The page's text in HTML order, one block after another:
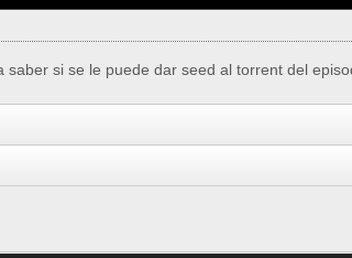
si se le puede dar seed al torrent del